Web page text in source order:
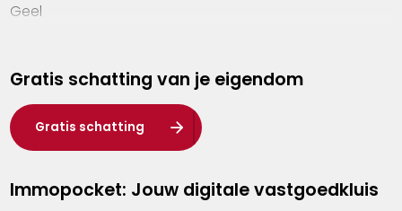
Geel
Hasselt
Heist-op-den-Berg
Herentals
Kalmthout
Gratis schatting van je eigendom
Gratis schatting
Immopocket: Jouw digitale vastgoedkluis